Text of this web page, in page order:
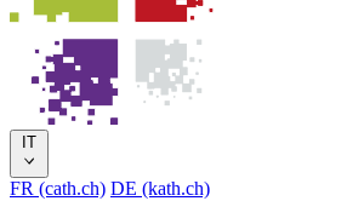
IT
FR (cath.ch) DE (kath.ch)